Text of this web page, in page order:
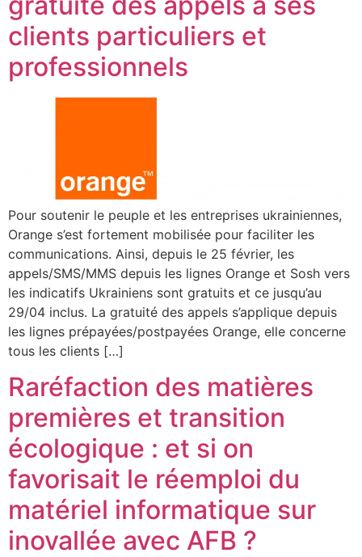
clients particuliers et
professionnels
Pour soutenir le peuple et les entreprises ukrainiennes,
Orange s’est fortement mobilisée pour faciliter les
communications. Ainsi, depuis le 25 février, les
appels/SMS/MMS depuis les lignes Orange et Sosh vers
les indicatifs Ukrainiens sont gratuits et ce jusqu’au
29/04 inclus. La gratuité des appels s’applique depuis
les lignes prépayées/postpayées Orange, elle concerne
tous les clients […]
Raréfaction des matières
premières et transition
écologique : et si on
favorisait le réemploi du
matériel informatique sur
inovallée avec AFB ?